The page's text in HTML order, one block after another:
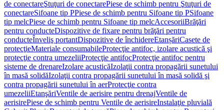
de conectareŞtuţuri de conectarePiese de schimb pentru Ştuţuri de
conectareSifoane tip PPiese de schimb pentru Sifoane tip PSifoane
tip melcPiese de schimb pentru Sifoane tip melcAccesoriiBrăţări
pentru conducteDispozitive de fixare pentru brăţări pentru
conducteÎnveliş portantDispozitive de închidereEtanșăriCasete de
protecţieMateriale consumabileProtecţie antifoc, izolare acustică şi
protecţie contra umezeliiProtecţie antifocProtecţie antifoc pentru
sisteme de drenareIzolare acusticăIzolaţii contra propagării sunetului
în masă solidăIzolaţii contra propagării sunetului în masă solidă şi
contra propagării sunetului în aerProtecţie contra
umezeliiEtanşăriVentile de aerisire pentru drenajVentile de
aerisirePiese de schimb pentru Ventile de aerisireInstalaţie pluvială